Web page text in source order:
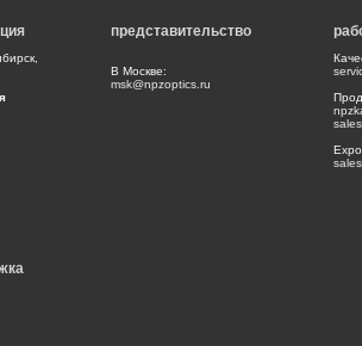
представительство
В Москве:
msk@npzoptics.ru